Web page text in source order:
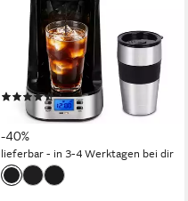
750W, AutoClean-Funktion,
24H Timer, Edelstahl
0,42 l
Wassertank
(58)
29,99 € UVP 49,99 €
-40%
lieferbar - in 3-4 Werktagen bei dir